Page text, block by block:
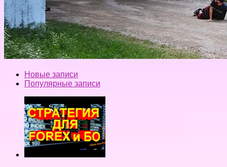
Новые записи
Популярные записи